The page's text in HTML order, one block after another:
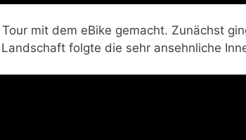
mit dem eBike gemacht. Zunächst
folgte die sehr ansehnliche